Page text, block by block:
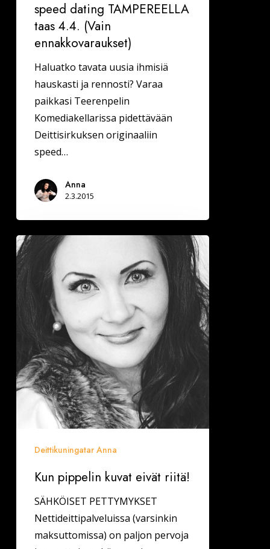
speed dating TAMPEREELLA
taas 4.4. (Vain
ennakkovaraukset)
Haluatko tavata uusia ihmisiä
hauskasti ja rennosti? Varaa
paikkasi Teerenpelin
Komediakellarissa pidettävään
Deittisirkuksen originaaliin
speed…
Anna
2.3.2015
Kun
pippelin
kuvat
eivät
riitä!
Deittikuningatar Anna
Kun pippelin kuvat eivät riitä!
SÄHKÖISET PETTYMYKSET
Nettideittipalveluissa (varsinkin
maksuttomissa) on paljon pervoja